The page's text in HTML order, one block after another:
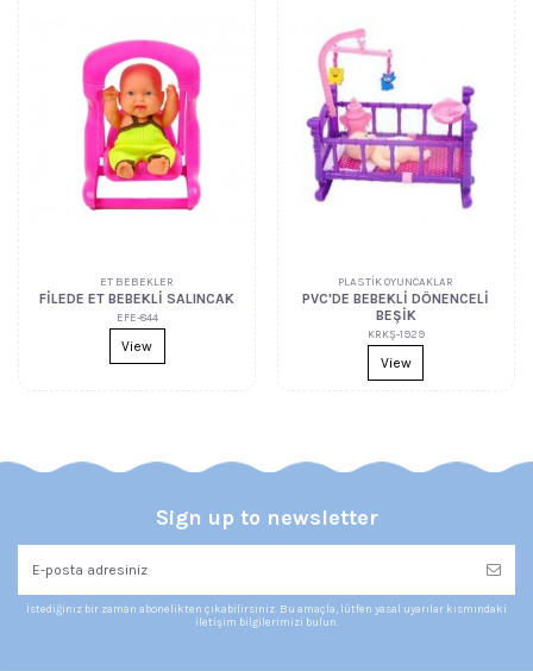
ET BEBEKLER
FİLEDE ET BEBEKLİ SALINCAK
EFE-844
View
PLASTİK OYUNCAKLAR
PVC'DE BEBEKLİ DÖNENCELİ
BEŞİK
KRKŞ-1929
View
Sign up to newsletter
İstediğiniz bir zaman abonelikten çıkabilirsiniz. Bu amaçla, lütfen yasal uyarılar kısmındaki
iletişim bilgilerimizi bulun.